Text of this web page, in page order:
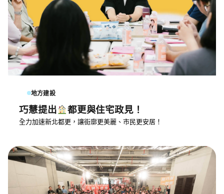
地方建設
巧慧提出 都更與住宅政見！
全力加速新北都更，讓街廓更美麗、市民更安居！